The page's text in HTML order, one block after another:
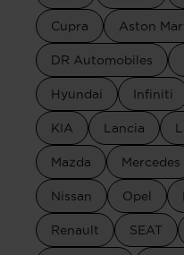
Cupra Aston
DR Automobiles
Hyundai Infiniti
KIA Lancia
Mazda Mercedes
Nissan Opel
Renault SEAT